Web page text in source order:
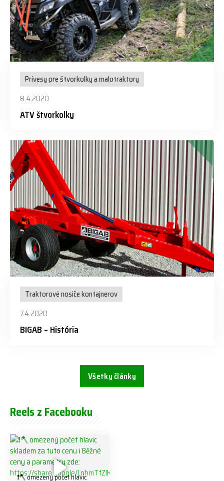
Prívesy pre štvorkolky a malotraktory
8.4.2020
ATV štvorkolky
Traktorové nosiče kontajnerov
7.4.2020
BIGAB – História
Všetky články
Reels z Facebooku
❗️🪓 omezený počet hlavic